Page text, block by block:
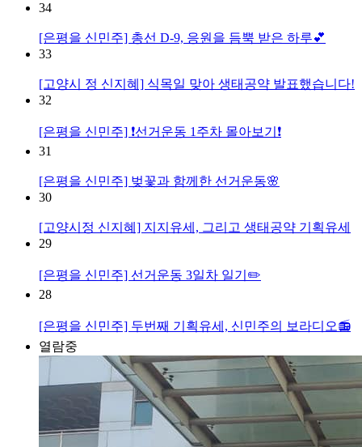
34
[은평을 신민주] 총선 D-9, 응원을 듬뿍 받은 하루💕
33
[고양시 정 신지혜] 식목일 맞아 생태공약 발표했습니다!
32
[은평을 신민주] ❗선거운동 1주차 몰아보기❗
31
[은평을 신민주] 벚꽃과 함께한 선거운동🌸
30
[고양시정 신지혜] 지지유세, 그리고 생태공약 기획유세
29
[은평을 신민주] 선거운동 3일차 일기✏️
28
[은평을 신민주] 두번째 기획유세, 신민주의 보라디오📻
열람중